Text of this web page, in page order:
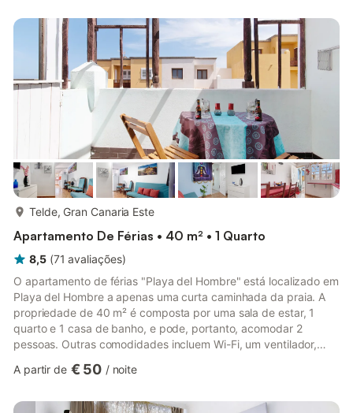
dedicado ao home office, uma ventoinha, uma máquina de
lavar roupa, assim como TV por satélite. São permitidas
crianças e uma cadeira de refeição est...
Telde, Gran Canaria Este
Apartamento De Férias • 40 m² • 1 Quarto
8,5 (71 avaliações)
O apartamento de férias "Playa del Hombre" está localizado em
Playa del Hombre a apenas uma curta caminhada da praia. A
propriedade de 40 m² é composta por uma sala de estar, 1
quarto e 1 casa de banho, e pode, portanto, acomodar 2
pessoas. Outras comodidades incluem Wi-Fi, um ventilador,
apartamento de férias também dispõe de um terraço aberto
a 500 metros da Playa del Hombre, e a 300 metros da Playa
A partir de € 50 / noite